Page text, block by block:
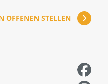
OFFENEN STELLEN